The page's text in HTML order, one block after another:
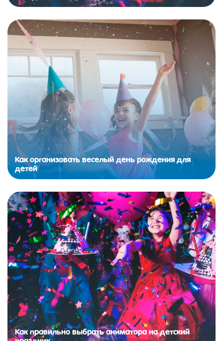
Как организовать веселый день рождения для
детей
Как правильно выбрать аниматора на детский